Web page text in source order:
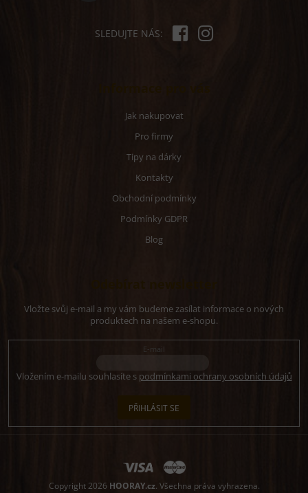
SLEDUJTE NÁS:
Jak nakupovat
Pro firmy
Tipy na dárky
Kontakty
Obchodní podmínky
Podmínky GDPR
Blog
Vložte svůj e-mail a my vám budeme zasílat informace o nových
produktech na našem e-shopu.
E-mail
Vložením e-mailu souhlasíte s podmínkami ochrany osobních údajů
PŘIHLÁSIT SE
Copyright 2026 HOORAY.cz. Všechna práva vyhrazena.